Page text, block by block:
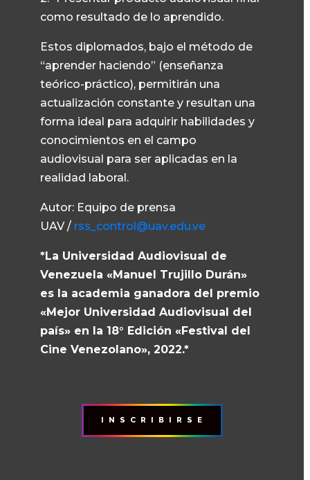
como resultado de lo aprendido.
Estos diplomados, bajo el método de
“aprender haciendo” (enseñanza
teórico-práctico), permitirán una
actualización constante y resultan una
forma ideal para adquirir habilidades y
conocimientos en el campo
audiovisual para ser aplicadas en la
realidad laboral.
Autor: Equipo de prensa
UAV / rss_control@uav.edu.ve
*La Universidad Audiovisual de
Venezuela «Manuel Trujillo Durán»
es la academia ganadora del premio
«Mejor Universidad Audiovisual del
país» en la 18° Edición «Festival del
Cine Venezolano», 2022.*
I N S C R I B I R S E